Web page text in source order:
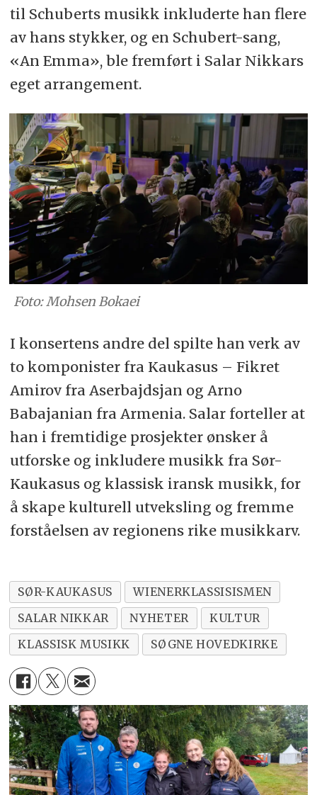
til Schuberts musikk inkluderte han flere
av hans stykker, og en Schubert-sang,
«An Emma», ble fremført i Salar Nikkars
eget arrangement.
Foto: Mohsen Bokaei
I konsertens andre del spilte han verk av
to komponister fra Kaukasus – Fikret
Amirov fra Aserbajdsjan og Arno
Babajanian fra Armenia. Salar forteller at
han i fremtidige prosjekter ønsker å
utforske og inkludere musikk fra Sør-
Kaukasus og klassisk iransk musikk, for
å skape kulturell utveksling og fremme
forståelsen av regionens rike musikkarv.
SØR-KAUKASUS
WIENERKLASSISISMEN
SALAR NIKKAR
NYHETER
KULTUR
KLASSISK MUSIKK
SØGNE HOVEDKIRKE